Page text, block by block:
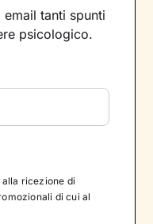
tanti spunti
psicologico.
ricezione di
di cui al